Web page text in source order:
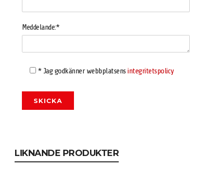
Meddelande:*
* Jag godkänner webbplatsens integritetspolicy
LIKNANDE PRODUKTER